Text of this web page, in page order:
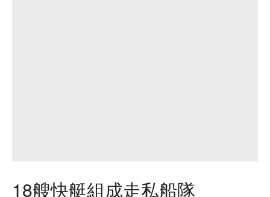
18艘快艇組成走私船隊